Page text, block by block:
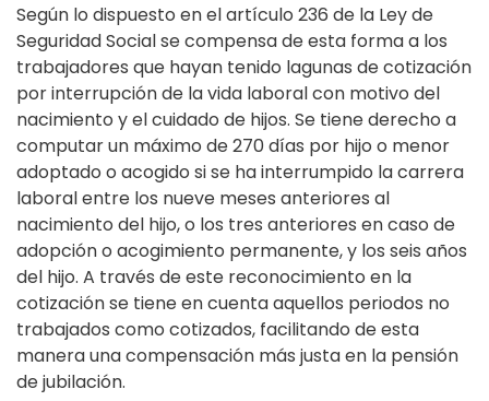
Según lo dispuesto en el artículo 236 de la Ley de
Seguridad Social se compensa de esta forma a los
trabajadores que hayan tenido lagunas de cotización
por interrupción de la vida laboral con motivo del
nacimiento y el cuidado de hijos. Se tiene derecho a
computar un máximo de 270 días por hijo o menor
adoptado o acogido si se ha interrumpido la carrera
laboral entre los nueve meses anteriores al
nacimiento del hijo, o los tres anteriores en caso de
adopción o acogimiento permanente, y los seis años
del hijo. A través de este reconocimiento en la
cotización se tiene en cuenta aquellos periodos no
trabajados como cotizados, facilitando de esta
manera una compensación más justa en la pensión
de jubilación.